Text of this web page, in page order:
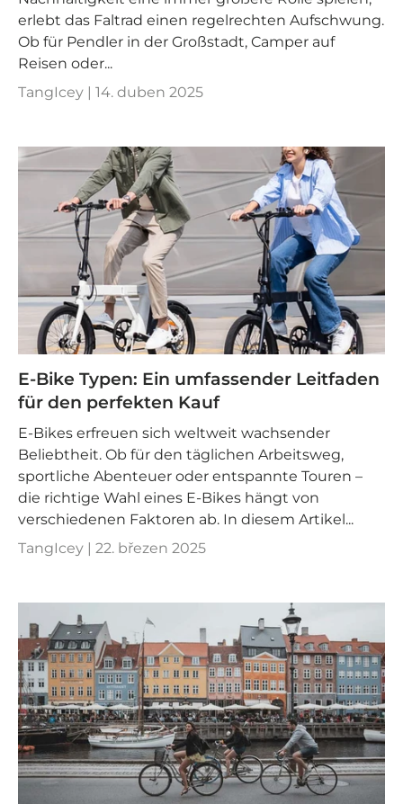
erlebt das Faltrad einen regelrechten Aufschwung.
Ob für Pendler in der Großstadt, Camper auf
Reisen oder...
TangIcey | 14. duben 2025
E-Bike Typen: Ein umfassender Leitfaden
für den perfekten Kauf
E-Bikes erfreuen sich weltweit wachsender
Beliebtheit. Ob für den täglichen Arbeitsweg,
sportliche Abenteuer oder entspannte Touren –
die richtige Wahl eines E-Bikes hängt von
verschiedenen Faktoren ab. In diesem Artikel...
TangIcey | 22. březen 2025